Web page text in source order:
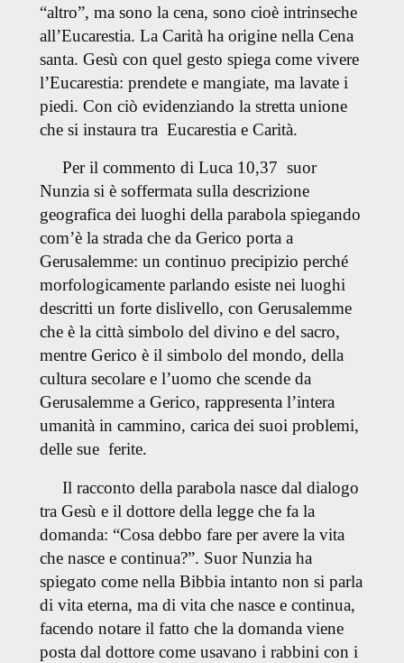
“altro”, ma sono la cena, sono cioè intrinseche
all’Eucarestia. La Carità ha origine nella Cena
santa. Gesù con quel gesto spiega come vivere
l’Eucarestia: prendete e mangiate, ma lavate i
piedi. Con ciò evidenziando la stretta unione
che si instaura tra Eucarestia e Carità.
Per il commento di Luca 10,37 suor
Nunzia si è soffermata sulla descrizione
geografica dei luoghi della parabola spiegando
com’è la strada che da Gerico porta a
Gerusalemme: un continuo precipizio perché
morfologicamente parlando esiste nei luoghi
descritti un forte dislivello, con Gerusalemme
che è la città simbolo del divino e del sacro,
mentre Gerico è il simbolo del mondo, della
cultura secolare e l’uomo che scende da
Gerusalemme a Gerico, rappresenta l’intera
umanità in cammino, carica dei suoi problemi,
delle sue ferite.
Il racconto della parabola nasce dal dialogo
tra Gesù e il dottore della legge che fa la
domanda: “Cosa debbo fare per avere la vita
che nasce e continua?”. Suor Nunzia ha
spiegato come nella Bibbia intanto non si parla
di vita eterna, ma di vita che nasce e continua,
facendo notare il fatto che la domanda viene
posta dal dottore come usavano i rabbini con i